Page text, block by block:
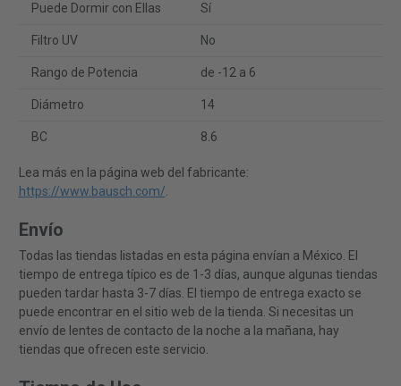
Puede Dormir con Ellas Sí
Filtro UV No
Rango de Potencia de -12 a 6
Diámetro 14
BC 8.6
Lea más en la página web del fabricante:
https://www.bausch.com/.
Envío
Todas las tiendas listadas en esta página envían a México. El
tiempo de entrega típico es de 1-3 días, aunque algunas tiendas
pueden tardar hasta 3-7 días. El tiempo de entrega exacto se
puede encontrar en el sitio web de la tienda. Si necesitas un
envío de lentes de contacto de la noche a la mañana, hay
tiendas que ofrecen este servicio.